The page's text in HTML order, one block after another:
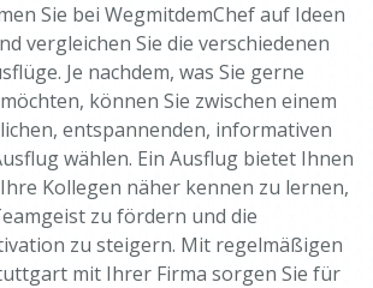
Sie bei WegmitdemChef auf Ideen
vergleichen Sie die verschiedenen
Je nachdem, was Sie gerne
können Sie zwischen einem
entspannenden, informativen
wählen. Ein Ausflug bietet Ihnen
Kollegen näher kennen zu lernen,
zu fördern und die
zu steigern. Mit regelmäßigen
mit Ihrer Firma sorgen Sie für